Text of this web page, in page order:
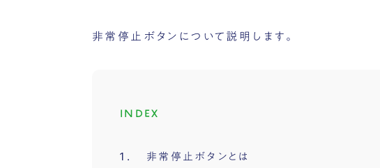
非常停止ボタンについて説明します。
INDEX
非常停止ボタンとは